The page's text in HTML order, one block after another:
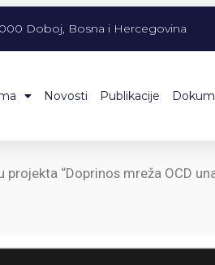
Doboj, Bosna i Hercegovina
Novosti Publikacije
“Doprinos mreža OCD